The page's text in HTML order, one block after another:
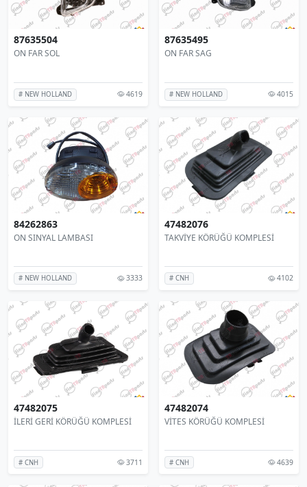
87635504
ON FAR SOL
# NEW HOLLAND 4619
87635495
ON FAR SAG
# NEW HOLLAND 4015
84262863
ON SINYAL LAMBASI
# NEW HOLLAND 3333
47482076
TAKVİYE KÖRÜĞÜ KOMPLESİ
# CNH 4102
47482075
İLERİ GERİ KÖRÜĞÜ KOMPLESİ
# CNH 3711
47482074
VİTES KÖRÜĞÜ KOMPLESİ
# CNH 4639